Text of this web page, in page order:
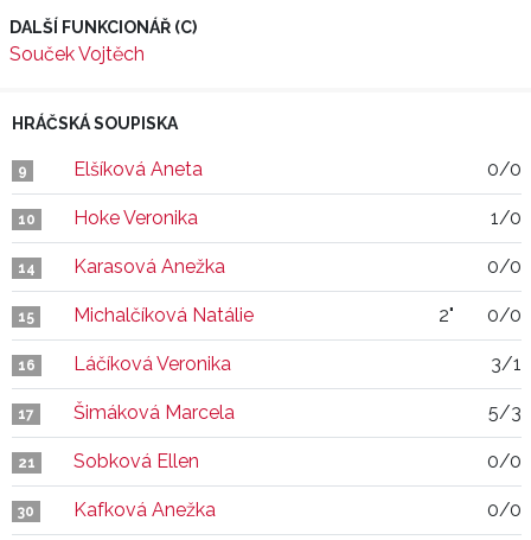
DALŠÍ FUNKCIONÁŘ (C)
Souček Vojtěch
HRÁČSKÁ SOUPISKA
9 Elšíková Aneta 0/0
10 Hoke Veronika 1/0
14 Karasová Anežka 0/0
15 Michalčíková Natálie 2" 0/0
16 Láčíková Veronika 3/1
17 Šimáková Marcela 5/3
21 Sobková Ellen 0/0
30 Kafková Anežka 0/0